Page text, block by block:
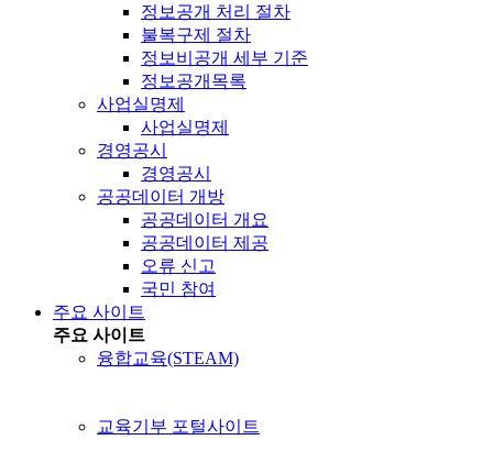
정보공개 처리 절차
불복구제 절차
정보비공개 세부 기준
정보공개목록
사업실명제
사업실명제
경영공시
경영공시
공공데이터 개방
공공데이터 개요
공공데이터 제공
오류 신고
국민 참여
주요 사이트
주요 사이트
융합교육(STEAM)
교육기부 포털사이트